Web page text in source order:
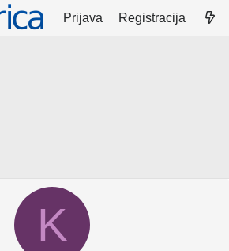
Prijava Registracija
K